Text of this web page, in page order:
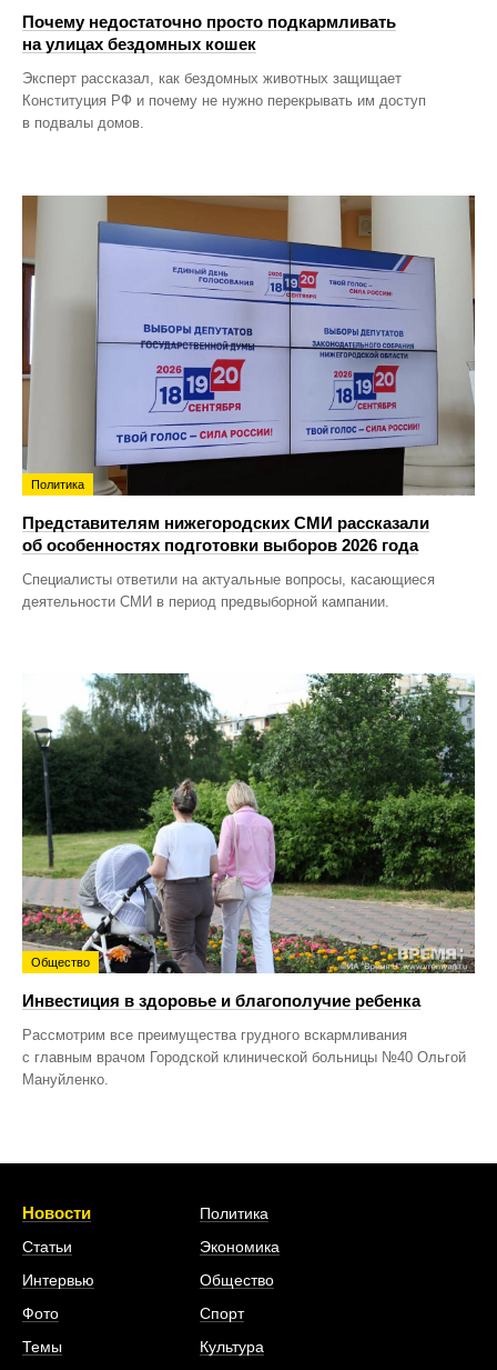
Почему недостаточно просто подкармливать
на улицах бездомных кошек
Эксперт рассказал, как бездомных животных защищает
Конституция РФ и почему не нужно перекрывать им доступ
в подвалы домов.
Политика
Представителям нижегородских СМИ рассказали
об особенностях подготовки выборов 2026 года
Специалисты ответили на актуальные вопросы, касающиеся
деятельности СМИ в период предвыборной кампании.
Общество
Инвестиция в здоровье и благополучие ребенка
Рассмотрим все преимущества грудного вскармливания
с главным врачом Городской клинической больницы №40 Ольгой
Мануйленко.
Новости
Статьи
Интервью
Фото
Темы
Политика
Экономика
Общество
Спорт
Культура